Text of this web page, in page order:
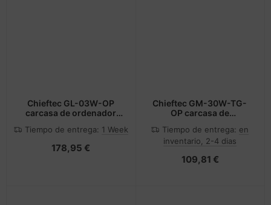
Chieftec GL-03W-OP
carcasa de ordenador
Tiempo de entrega: 1 Week
178,95 €
Chieftec GM-30W-TG-
OP carcasa de
Tiempo de entrega: en
inventario, 2-4 dias
109,81 €